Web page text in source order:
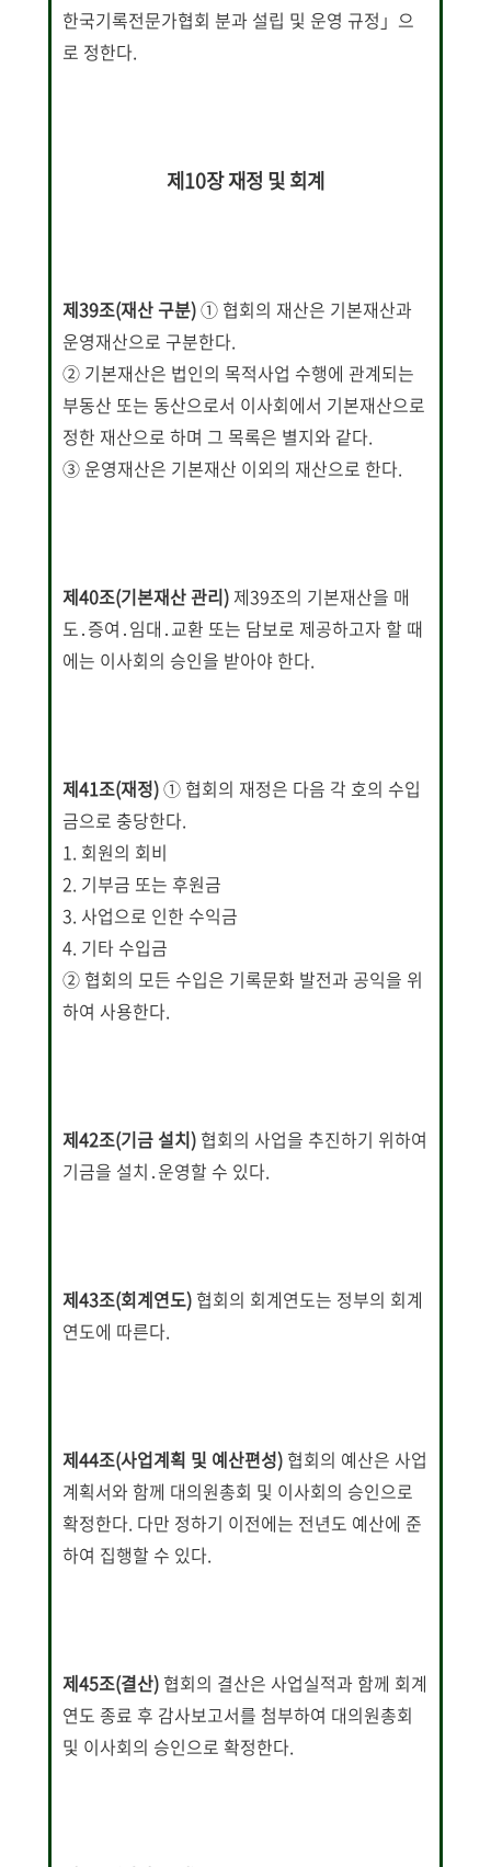
한국기록전문가협회 분과 설립 및 운영 규정」으
로 정한다.
제10장 재정 및 회계
제39조(재산 구분)① 협회의 재산은 기본재산과
운영재산으로 구분한다.
② 기본재산은 법인의 목적사업 수행에 관계되는
부동산 또는 동산으로서 이사회에서 기본재산으로
정한 재산으로 하며 그 목록은 별지와 같다.
③ 운영재산은 기본재산 이외의 재산으로 한다.
제40조(기본재산 관리) 제39조의 기본재산을 매
도․증여․임대․교환 또는 담보로 제공하고자 할 때
에는 이사회의 승인을 받아야 한다.
제41조(재정)① 협회의 재정은 다음 각 호의 수입
금으로 충당한다.
1. 회원의 회비
2. 기부금 또는 후원금
3. 사업으로 인한 수익금
4. 기타 수입금
② 협회의 모든 수입은 기록문화 발전과 공익을 위
하여 사용한다.
제42조(기금 설치) 협회의 사업을 추진하기 위하여
기금을 설치․운영할 수 있다.
제43조(회계연도) 협회의 회계연도는 정부의 회계
연도에 따른다.
제44조(사업계획 및 예산편성) 협회의 예산은 사업
계획서와 함께 대의원총회 및 이사회의 승인으로
확정한다. 다만 정하기 이전에는 전년도 예산에 준
하여 집행할 수 있다.
제45조(결산) 협회의 결산은 사업실적과 함께 회계
연도 종료 후 감사보고서를 첨부하여 대의원총회
및 이사회의 승인으로 확정한다.